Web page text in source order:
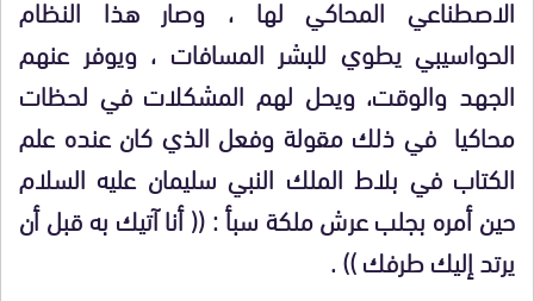
الاصطناعي المحاكي لها ، وصار هذا النظام
الحواسيبي يطوي للبشر المسافات ، ويوفر عنهم
الجهد والوقت، ويحل لهم المشكلات في لحظات
محاكيا في ذلك مقولة وفعل الذي كان عنده علم
الكتاب في بلاط الملك النبي سليمان عليه السلام
حين أمره بجلب عرش ملكة سبأ : (( أنا آتيك به قبل أن
يرتد إليك طرفك )) .